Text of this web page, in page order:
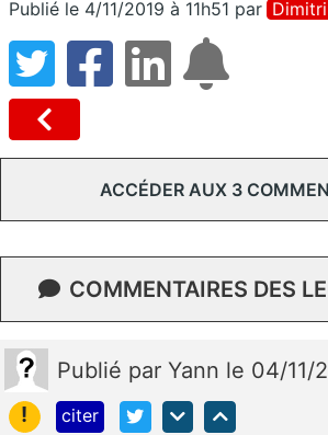
Publié le 4/11/2019 à 11h51 par
ACCÉDER AUX 3
COMMENTAIRES DES
Publié par Yann le 04/11/
!
citer